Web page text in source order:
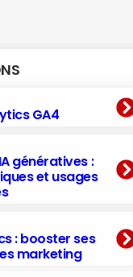
GA4
génératives :
et usages
: booster ses
marketing